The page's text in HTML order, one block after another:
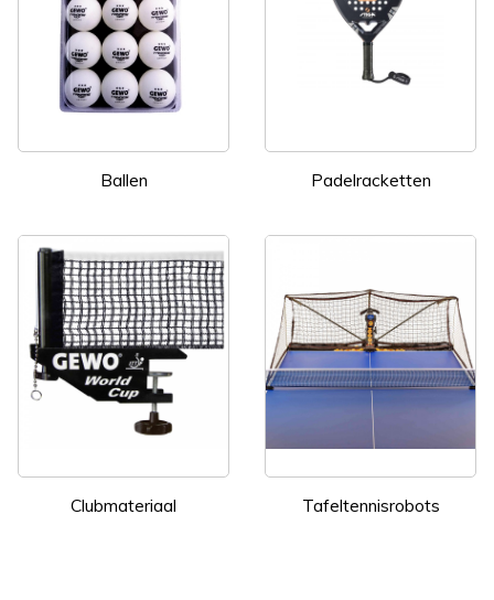
Ballen Padelracketten
Clubmateriaal Tafeltennisrobots